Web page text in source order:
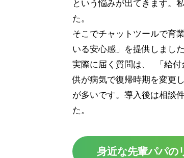
という悩みが出てきます。
た。
そこでチャットツールで育
いる安心感」を提供しました
実際に届く質問は、 「給
供が病気で復帰時期を変更
が多いです。導入後は相談
た。
身近な先輩パパの